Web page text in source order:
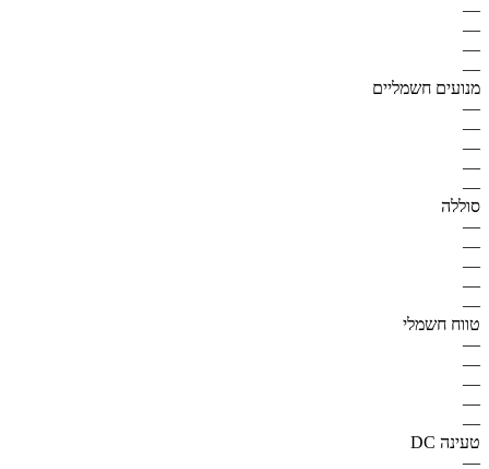
—
—
—
—
מנועים חשמליים
—
—
—
—
—
סוללה
—
—
—
—
—
טווח חשמלי
—
—
—
—
—
טעינה DC
—